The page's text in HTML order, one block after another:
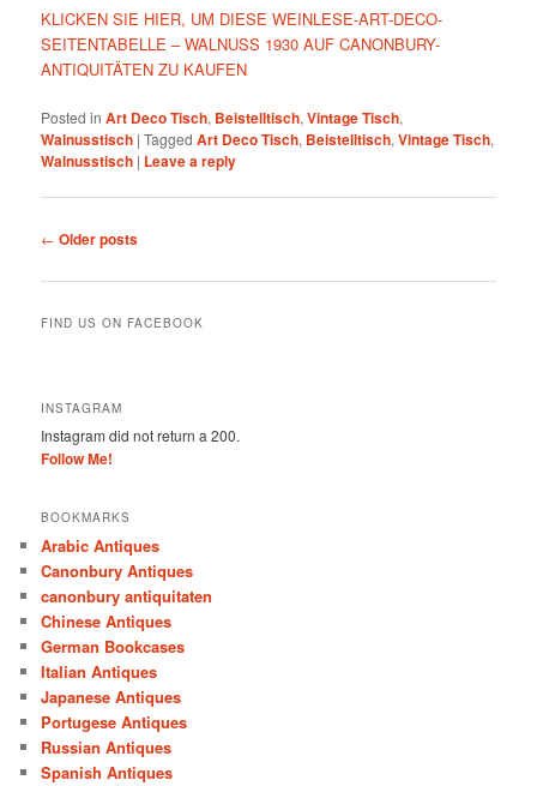
KLICKEN SIE HIER, UM DIESE WEINLESE-ART-DECO-
SEITENTABELLE – WALNUSS 1930 AUF CANONBURY-
ANTIQUITÄTEN ZU KAUFEN
Posted in Art Deco Tisch, Beistelltisch,Vintage Tisch,
Walnusstisch |Tagged Art Deco Tisch, Beistelltisch,Vintage Tisch,
Walnusstisch | Leave a reply
Post
← Older posts
FIND US ON FACEBOOK
INSTAGRAM
Instagram did not return a 200.
Follow Me!
BOOKMARKS
Arabic Antiques
Canonbury Antiques
canonbury antiquitaten
Chinese Antiques
German Bookcases
Italian Antiques
Japanese Antiques
Portugese Antiques
Russian Antiques
Spanish Antiques